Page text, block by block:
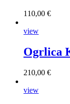
110,00 €
view
Ogrlica
210,00 €
view